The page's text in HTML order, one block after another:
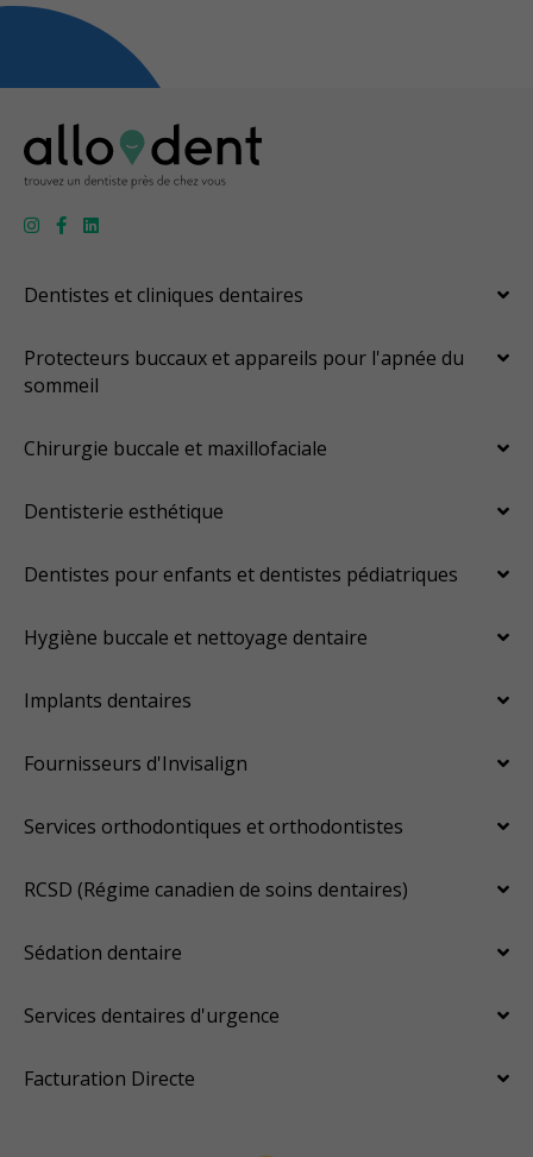
Dentistes et cliniques dentaires
Protecteurs buccaux et appareils pour l'apnée du
sommeil
Chirurgie buccale et maxillofaciale
Dentisterie esthétique
Dentistes pour enfants et dentistes pédiatriques
Hygiène buccale et nettoyage dentaire
Implants dentaires
Fournisseurs d'Invisalign
Services orthodontiques et orthodontistes
RCSD (Régime canadien de soins dentaires)
Sédation dentaire
Services dentaires d'urgence
Facturation Directe